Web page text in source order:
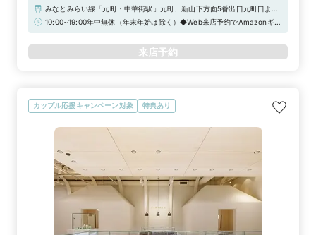
みなとみらい線「元町・中華街駅」元町、新山下方面5番出口元町口より
徒歩3分JR根岸線・京浜東北線「石川町駅」南口より徒歩8分お車でお越
お申し付けいただければ、駐車場チケットをお渡しいたします。（最大2
時間分）
10:00~19:00年中無休（年末年始は除く）◆Web来店予約でAmazonギフ
来店予約
カップル応援キャンペーン対象 特典あり